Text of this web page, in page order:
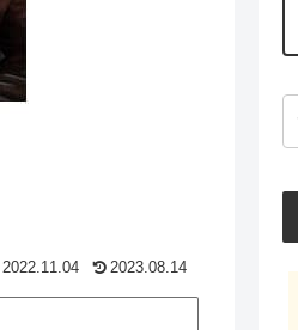
2022.11.04 2023.08.14